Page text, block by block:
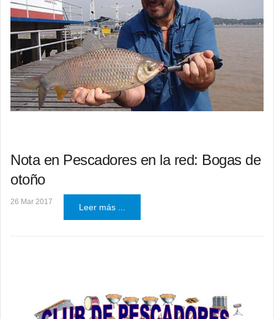
Nota en Pescadores en la red: Bogas de
otoño
26 Mar 2017
Leer más ...